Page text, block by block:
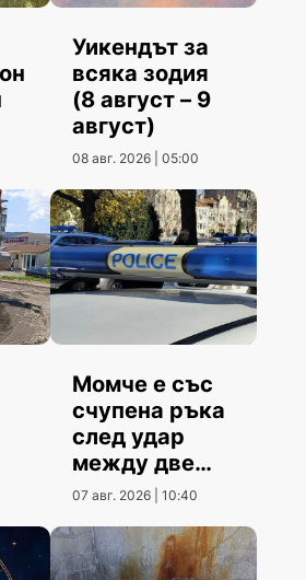
Уикендът за
всяка зодия
(8 август – 9
август)
08 авг. 2026 | 05:00
Момче е със
счупена ръка
след удар
между две
коли
07 авг. 2026 | 10:40